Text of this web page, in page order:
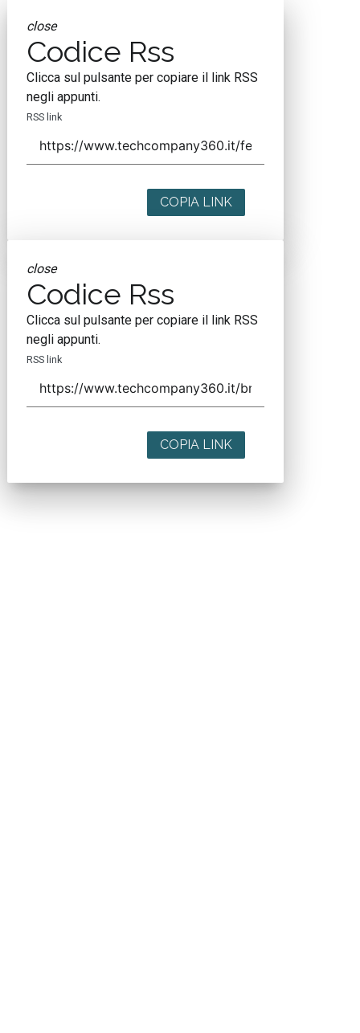
close
Codice Rss
Clicca sul pulsante per copiare il link RSS
negli appunti.
RSS link
COPIA LINK
close
Codice Rss
Clicca sul pulsante per copiare il link RSS
negli appunti.
RSS link
COPIA LINK